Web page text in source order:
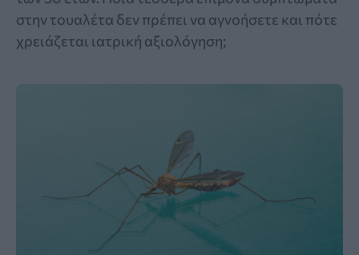
στην τουαλέτα δεν πρέπει να αγνοήσετε και πότε
χρειάζεται ιατρική αξιολόγηση;